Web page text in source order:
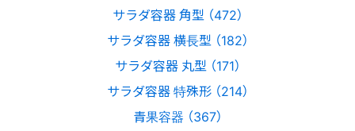
サラダ容器 角型 （472）
サラダ容器 横長型 （182）
サラダ容器 丸型 （171）
サラダ容器 特殊形 （214）
青果容器 （367）